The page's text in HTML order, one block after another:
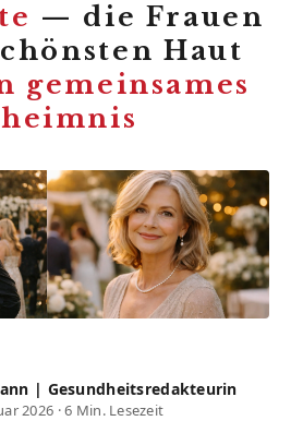
— die Frauen
Haut
gemeinsames
| Gesundheitsredakteurin
2026 · 6 Min. Lesezeit